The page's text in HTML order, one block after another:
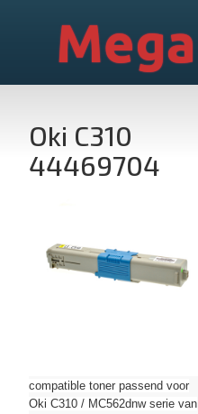
Mega
Oki C310
44469704
compatible toner passend voor
Oki C310 / MC562dnw serie van